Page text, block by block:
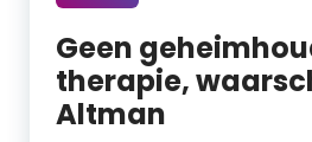
Geen
therapie,
Altman